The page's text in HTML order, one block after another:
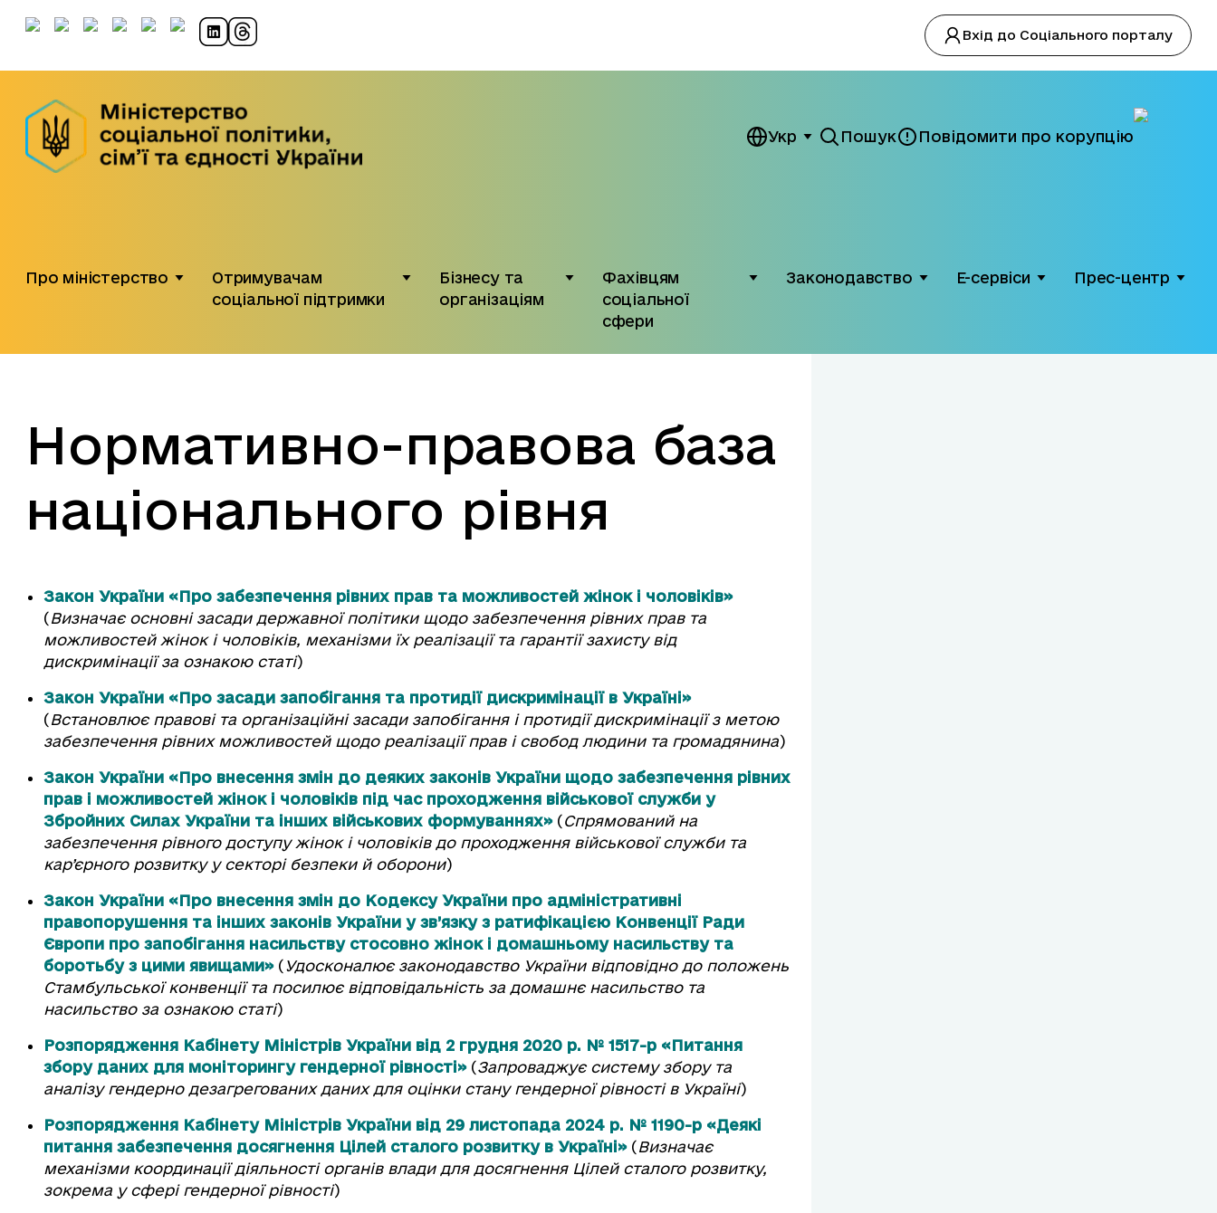
Вхід до Соціального порталу
Укр Пошук Повідомити про корупцію
Про міністерство
Отримувачам
соціальної підтримки
Бізнесу та
організаціям
Фахівцям
соціальної
сфери
Законодавство Е-сервіси Прес-центр
Нормативно-правова база
національного рівня
Закон України «Про забезпечення рівних прав та можливостей жінок і чоловіків»
(Визначає основні засади державної політики щодо забезпечення рівних прав та
можливостей жінок і чоловіків, механізми їх реалізації та гарантії захисту від
дискримінації за ознакою статі)
Закон України «Про засади запобігання та протидії дискримінації в Україні»
(Встановлює правові та організаційні засади запобігання і протидії дискримінації з метою
забезпечення рівних можливостей щодо реалізації прав і свобод людини та громадянина)
Закон України «Про внесення змін до деяких законів України щодо забезпечення рівних
прав і можливостей жінок і чоловіків під час проходження військової служби у
Збройних Силах України та інших військових формуваннях»(Спрямований на
забезпечення рівного доступу жінок і чоловіків до проходження військової служби та
кар’єрного розвитку у секторі безпеки й оборони)
Закон України «Про внесення змін до Кодексу України про адміністративні
правопорушення та інших законів України у зв’язку з ратифікацією Конвенції Ради
Європи про запобігання насильству стосовно жінок i домашньому насильству та
боротьбу з цими явищами»(Удосконалює законодавство України відповідно до положень
Стамбульської конвенції та посилює відповідальність за домашнє насильство та
насильство за ознакою статі)
Розпорядження Кабінету Міністрів України від 2 грудня 2020 р. № 1517-р «Питання
збору даних для моніторингу гендерної рівності»(Запроваджує систему збору та
аналізу гендерно дезагрегованих даних для оцінки стану гендерної рівності в Україні)
Розпорядження Кабінету Міністрів України від 29 листопада 2024 р. № 1190-р «Деякі
питання забезпечення досягнення Цілей сталого розвитку в Україні»(Визначає
механізми координації діяльності органів влади для досягнення Цілей сталого розвитку,
зокрема у сфері гендерної рівності)